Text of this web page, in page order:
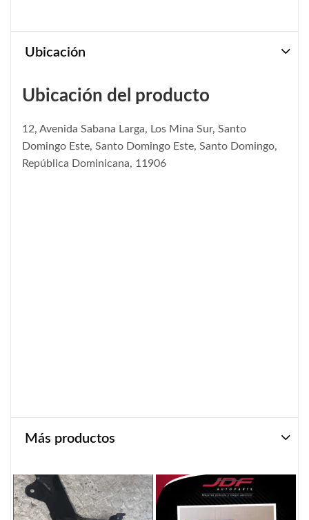
Ubicación
Ubicación del producto
12, Avenida Sabana Larga, Los Mina Sur, Santo
Domingo Este, Santo Domingo Este, Santo Domingo,
República Dominicana, 11906
Más productos